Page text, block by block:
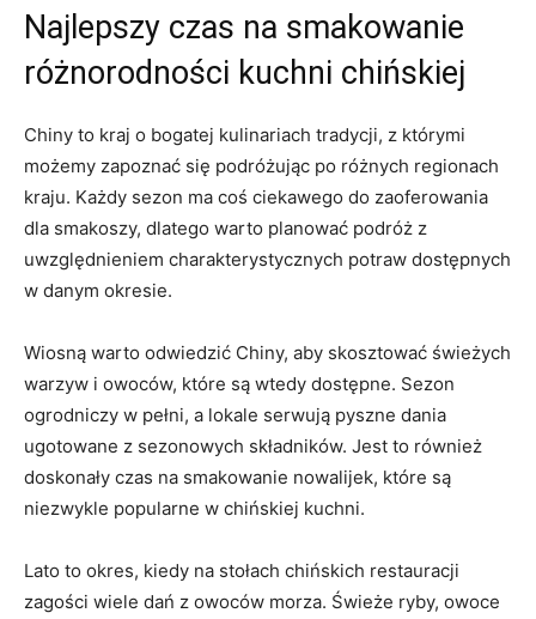
Najlepszy czas na smakowanie
różnorodności ⁤kuchni chińskiej
Chiny to kraj o bogatej kulinariach tradycji, z którymi
możemy zapoznać się podróżując po różnych regionach
kraju. ​Każdy sezon ‌ma coś ciekawego do zaoferowania
dla smakoszy, dlatego warto planować podróż z
uwzględnieniem charakterystycznych potraw dostępnych
​w danym okresie.
Wiosną warto odwiedzić Chiny, aby skosztować świeżych
warzyw i owoców, które są wtedy dostępne. Sezon
ogrodniczy w pełni, a lokale serwują pyszne​ dania
ugotowane z‍ sezonowych składników. Jest to ‍również
doskonały czas‌ na⁣ smakowanie ⁣nowalijek, które są
niezwykle popularne w ⁣chińskiej ⁣kuchni.
Lato ‍to okres, kiedy⁣ na⁢ stołach chińskich restauracji
zagości wiele dań z owoców morza. Świeże ryby, owoce